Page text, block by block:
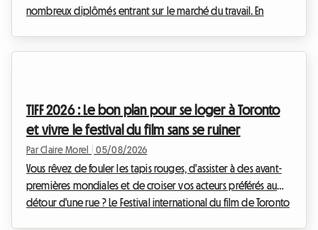
nombreux diplômés entrant sur le marché du travail. En
que s'installer à plusieurs peut parfois susciter...
TIFF 2026 : Le bon plan pour se loger à Toronto
et vivre le festival du film sans se ruiner
Par Claire Morel 05/08/2026
Vous rêvez de fouler les tapis rouges, d'assister à des avant-
premières mondiales et de croiser vos acteurs préférés au
détour d'une rue ? Le Festival international du film de Toronto